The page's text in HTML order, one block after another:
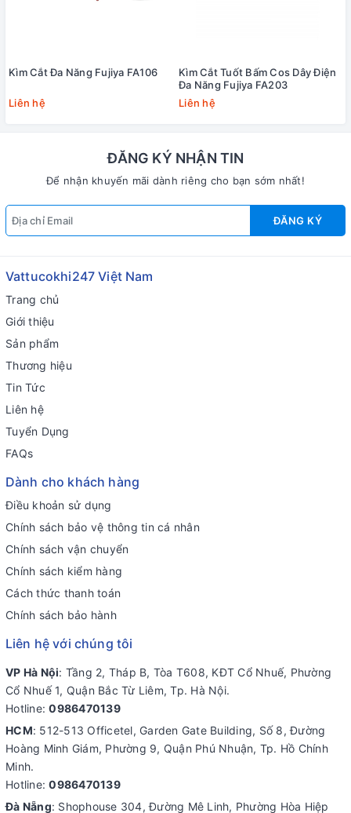
Kìm Cắt Đa Năng Fujiya FA106
Liên hệ
Kìm Cắt Tuốt Bấm Cos Dây Điện
Đa Năng Fujiya FA203
Liên hệ
ĐĂNG KÝ NHẬN TIN
Để nhận khuyến mãi dành riêng cho bạn sớm nhất!
ĐĂNG KÝ
Vattucokhi247 Việt Nam
Trang chủ
Giới thiệu
Sản phẩm
Thương hiệu
Tin Tức
Liên hệ
Tuyển Dụng
FAQs
Dành cho khách hàng
Điều khoản sử dụng
Chính sách bảo vệ thông tin cá nhân
Chính sách vận chuyển
Chính sách kiểm hàng
Cách thức thanh toán
Chính sách bảo hành
Liên hệ với chúng tôi
VP Hà Nội: Tầng 2, Tháp B, Tòa T608, KĐT Cổ Nhuế, Phường
Cổ Nhuế 1, Quận Bắc Từ Liêm, Tp. Hà Nội.
Hotline:0986470139
HCM: 512-513 Officetel, Garden Gate Building, Số 8, Đường
Hoàng Minh Giám, Phường 9, Quận Phú Nhuận, Tp. Hồ Chính
Minh.
Hotline:0986470139
Đà Nẵng: Shophouse 304, Đường Mê Linh, Phường Hòa Hiệp